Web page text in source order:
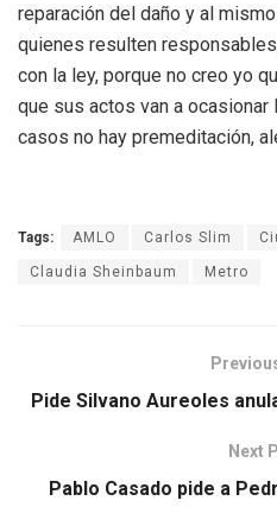
reparación del daño y al
quienes resulten
con la ley, porque no creo yo
que sus actos van a
casos no hay premeditación,
Tags: AMLO Carlos Slim
Claudia Sheinbaum Metro
Pide Silvano Aureoles
Next
Pablo Casado pide a